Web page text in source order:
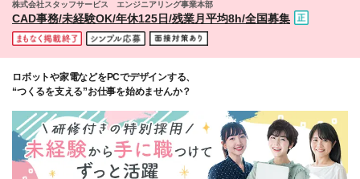
株式会社スタッフサービス エンジニアリング事業本部
CAD事務/未経験OK/年休125日/残業月平均8h/全国募集
ロボットや家電などをPCでデザインする、
“つくるを支える”お仕事を始めませんか？